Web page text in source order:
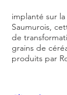
implanté sur
Saumurois,
de
grains de
produits par